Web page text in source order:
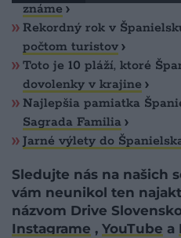
známe
Rekordný rok v
počtom turistov
​Toto je 10 pláží, ktoré
dovolenky v krajine
Najlepšia pamiatka
Sagrada Familia
Jarné výlety do
Sledujte nás na našich
vám neunikol ten
názvom Drive
Instagrame , YouTube a